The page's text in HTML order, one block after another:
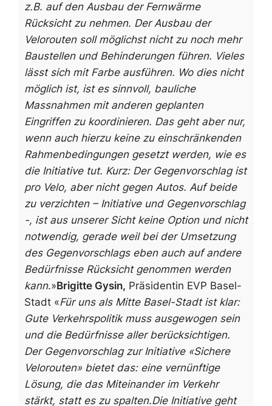
z.B. auf den Ausbau der Fernwärme
Rücksicht zu nehmen. Der Ausbau der
Velorouten soll möglichst nicht zu noch mehr
Baustellen und Behinderungen führen. Vieles
lässt sich mit Farbe ausführen. Wo dies nicht
möglich ist, ist es sinnvoll, bauliche
Massnahmen mit anderen geplanten
Eingriffen zu koordinieren. Das geht aber nur,
wenn auch hierzu keine zu einschränkenden
Rahmenbedingungen gesetzt werden, wie es
die Initiative tut. Kurz: Der Gegenvorschlag ist
pro Velo, aber nicht gegen Autos. Auf beide
zu verzichten – Initiative und Gegenvorschlag
-, ist aus unserer Sicht keine Option und nicht
notwendig, gerade weil bei der Umsetzung
des Gegenvorschlags eben auch auf andere
Bedürfnisse Rücksicht genommen werden
kann.»Brigitte Gysin, Präsidentin EVP Basel-
Stadt «Für uns als Mitte Basel-Stadt ist klar:
Gute Verkehrspolitik muss ausgewogen sein
und die Bedürfnisse aller berücksichtigen.
Der Gegenvorschlag zur Initiative «Sichere
Velorouten» bietet das: eine vernünftige
Lösung, die das Miteinander im Verkehr
stärkt, statt es zu spalten.Die Initiative geht